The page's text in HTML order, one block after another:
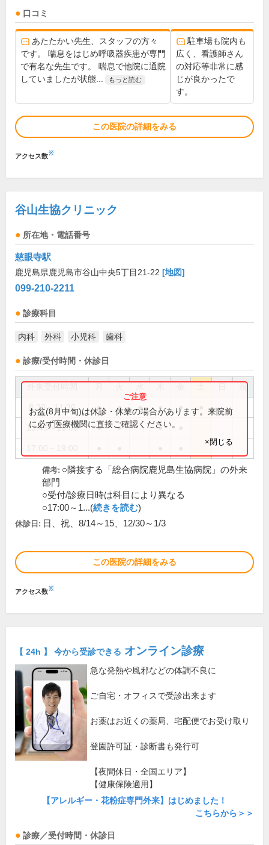
口コミ
あたたかい先生、スタッフの方々
です。 喘息をはじめ呼吸器疾患が専門
で有名な先生です。 喘息で他院に通院
していましたが状態...
もっと読む
駐車場も院内も
広く、看護師さん
の対応等非常に感
じが良かったで
す。
この医院の詳細をみる
アクセス数※
谷山生協クリニック
所在地・電話番号
慈眼寺駅
鹿児島県鹿児島市谷山中央5丁目21-22 [地図]
099-210-2211
診療科目
内科 外科 小児科 歯科
診療/受付時間・休診日
祝
8:30～11:30 ● ● ● ● ●
13:45～16:00 ● ● ●
お盆(8月中旬)は休診・休業の場合があります。来院前
に必ず医療機関に直接ご確認ください。
×閉じる
備考: ○隣接する「総合病院鹿児島生協病院」の外来
部門
○受付/診療日時は科目により異なる
○17:00～1...(続きを読む)
休診日: 日、祝、8/14～15、12/30～1/3
この医院の詳細をみる
アクセス数※
【 24h 】 今から受診できる オンライン診療
急な発熱や風邪などの体調不良に
ご自宅・オフィスで受診出来ます
お薬はお近くの薬局、宅配便でお受け取り
登園許可証・診断書も発行可
【夜間休日・全国エリア】
【健康保険適用】
【アレルギー・花粉症専門外来】はじめました！
こちらから＞＞
診療／受付時間・休診日